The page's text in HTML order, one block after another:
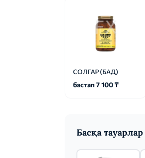
СОЛГАР (БАД)
бастап 7 100 ₸
Басқа тауарлар